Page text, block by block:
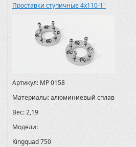
Проставки ступичные 4х110-1"
Артикул: MP 0158
Материалы:алюминиевый сплав
Вес:2,19
Модели:
Kingquad 750